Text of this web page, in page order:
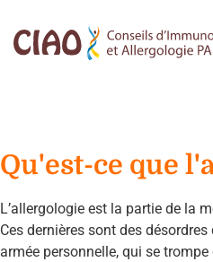
Qu'est-ce que
L’allergologie est la partie de la
Ces dernières sont des
armée personnelle, qui se